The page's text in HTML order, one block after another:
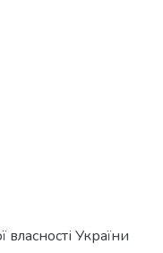
України